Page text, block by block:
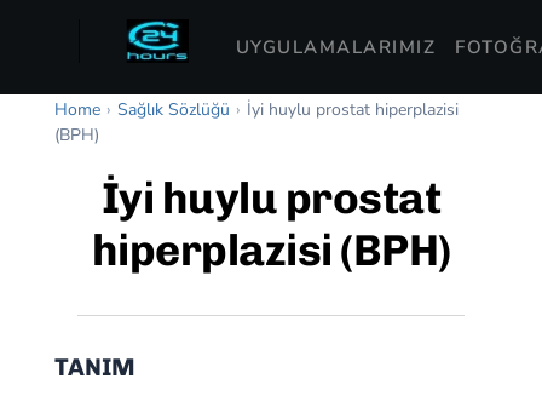
UYGULAMALARIMIZ
Home › Sağlık Sözlüğü › İyi huylu prostat hiperplazisi
(BPH)
İyi huylu prostat
hiperplazisi (BPH)
TANIM